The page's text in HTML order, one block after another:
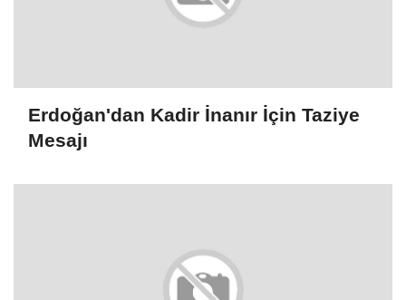
Erdoğan'dan Kadir İnanır İçin Taziye
Mesajı